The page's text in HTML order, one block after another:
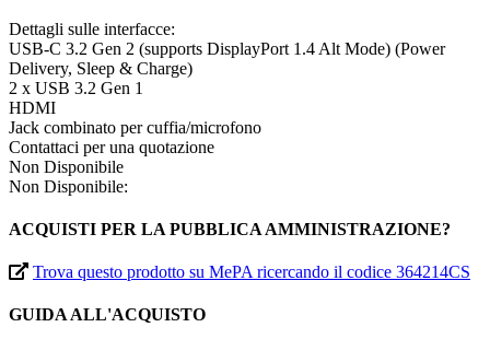
Dettagli sulle interfacce:
USB-C 3.2 Gen 2 (supports DisplayPort 1.4 Alt Mode) (Power
Delivery, Sleep & Charge)
2 x USB 3.2 Gen 1
HDMI
Jack combinato per cuffia/microfono
Contattaci per una quotazione
Non Disponibile
Non Disponibile:
ACQUISTI PER LA PUBBLICA AMMINISTRAZIONE?
Trova questo prodotto su MePA ricercando il codice 364214CS
GUIDA ALL'ACQUISTO